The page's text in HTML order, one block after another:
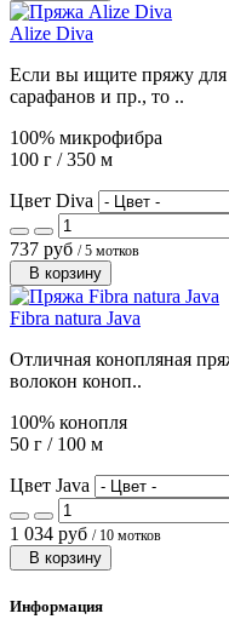
Alize Diva
Если вы ищите пряжу для
сарафанов и пр., то ..
100% микрофибра
100 г / 350 м
Цвет Diva
737 руб / 5 мотков
В корзину
Fibra natura Java
Отличная конопляная
волокон коноп..
100% конопля
50 г / 100 м
Цвет Java
1 034 руб / 10 мотков
В корзину
Информация